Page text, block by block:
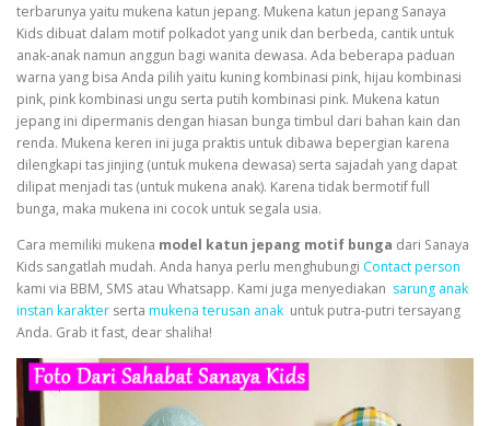
terbarunya yaitu mukena katun jepang. Mukena katun jepang Sanaya
Kids dibuat dalam motif polkadot yang unik dan berbeda, cantik untuk
anak-anak namun anggun bagi wanita dewasa. Ada beberapa paduan
warna yang bisa Anda pilih yaitu kuning kombinasi pink, hijau kombinasi
pink, pink kombinasi ungu serta putih kombinasi pink. Mukena katun
jepang ini dipermanis dengan hiasan bunga timbul dari bahan kain dan
renda. Mukena keren ini juga praktis untuk dibawa bepergian karena
dilengkapi tas jinjing (untuk mukena dewasa) serta sajadah yang dapat
dilipat menjadi tas (untuk mukena anak). Karena tidak bermotif full
bunga, maka mukena ini cocok untuk segala usia.
Cara memiliki mukena model katun jepang motif bunga dari Sanaya
Kids sangatlah mudah. Anda hanya perlu menghubungi Contact person
kami via BBM, SMS atau Whatsapp. Kami juga menyediakan sarung anak
instan karakter serta mukena terusan anak untuk putra-putri tersayang
Anda. Grab it fast, dear shaliha!